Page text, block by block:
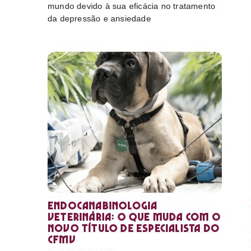
mundo devido à sua eficácia no tratamento
da depressão e ansiedade
Endocanabinologia
Veterinária: o que muda com o
novo título de especialista do
CFMV